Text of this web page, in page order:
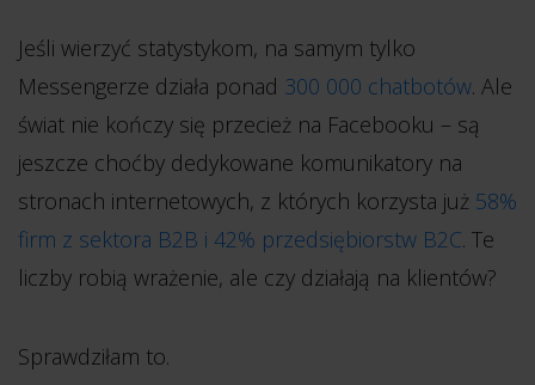
Jeśli wierzyć statystykom, na samym tylko
Messengerze działa ponad 300 000 chatbotów. Ale
świat nie kończy się przecież na Facebooku – są
jeszcze choćby dedykowane komunikatory na
stronach internetowych, z których korzysta już 58%
firm z sektora B2B i 42% przedsiębiorstw B2C. Te
liczby robią wrażenie, ale czy działają na klientów?
Sprawdziłam to.